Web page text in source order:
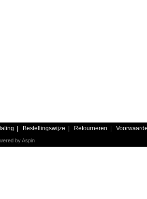
Bestellingswijze Retourneren
byAspin